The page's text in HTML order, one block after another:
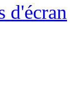
d'écran